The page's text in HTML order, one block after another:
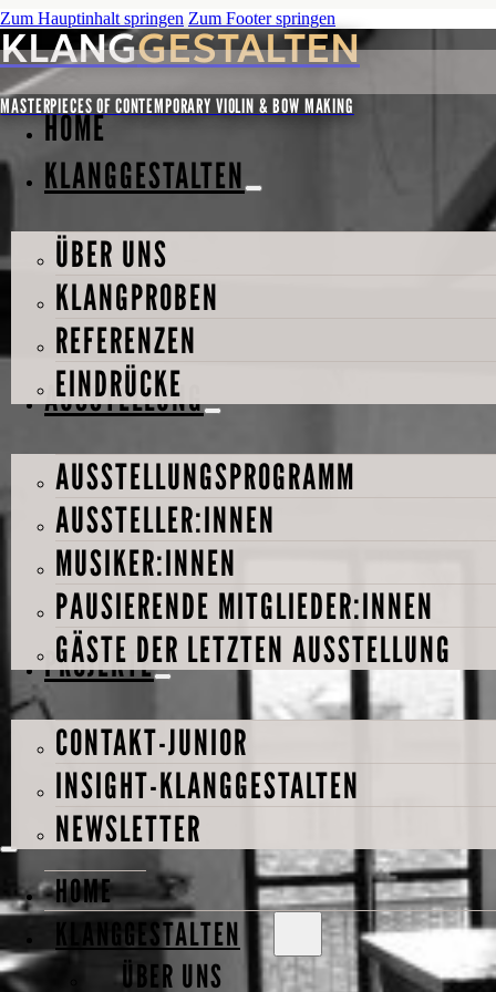
Zum Hauptinhalt springen Zum Footer springen
HOME
KLANGGESTALTEN
ÜBER UNS
KLANGPROBEN
REFERENZEN
EINDRÜCKE
AUSSTELLUNG
AUSSTELLUNGSPROGRAMM
AUSSTELLER:INNEN
MUSIKER:INNEN
PAUSIERENDE MITGLIEDER:INNEN
GÄSTE DER LETZTEN AUSSTELLUNG
PROJEKTE
CONTAKT-JUNIOR
INSIGHT-KLANGGESTALTEN
NEWSLETTER
HOME
KLANGGESTALTEN
ÜBER UNS
KLANGGESTALTEN
MASTERPIECES OF CONTEMPORARY VIOLIN & BOW MAKING